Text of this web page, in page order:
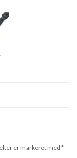
er markeret med*